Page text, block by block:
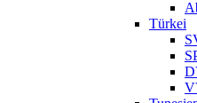
Türkei